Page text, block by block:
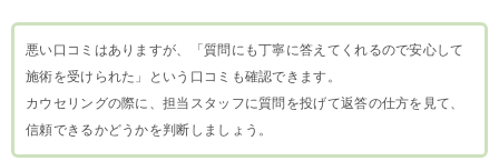
悪い口コミはありますが、「質問にも丁寧に答えてくれるので安心して
施術を受けられた」という口コミも確認できます。
カウセリングの際に、担当スタッフに質問を投げて返答の仕方を見て、
信頼できるかどうかを判断しましょう。